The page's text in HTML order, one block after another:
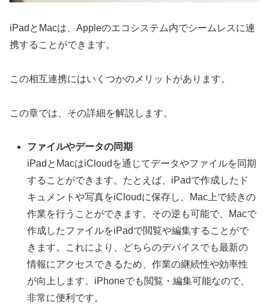
iPadとMacは、Appleのエコシステム内でシームレスに連
携することができます。
この相互連携にはいくつかのメリットがあります。
この章では、その詳細を解説します。
ファイルやデータの同期
iPadとMacはiCloudを通じてデータやファイルを同期
することができます。たとえば、iPadで作成したド
キュメントや写真をiCloudに保存し、Mac上で続きの
作業を行うことができます。その逆も可能で、Macで
作成したファイルをiPadで閲覧や編集することがで
きます。これにより、どちらのデバイスでも最新の
情報にアクセスできるため、作業の継続性や効率性
が向上します。iPhoneでも閲覧・編集可能なので、
非常に便利です。